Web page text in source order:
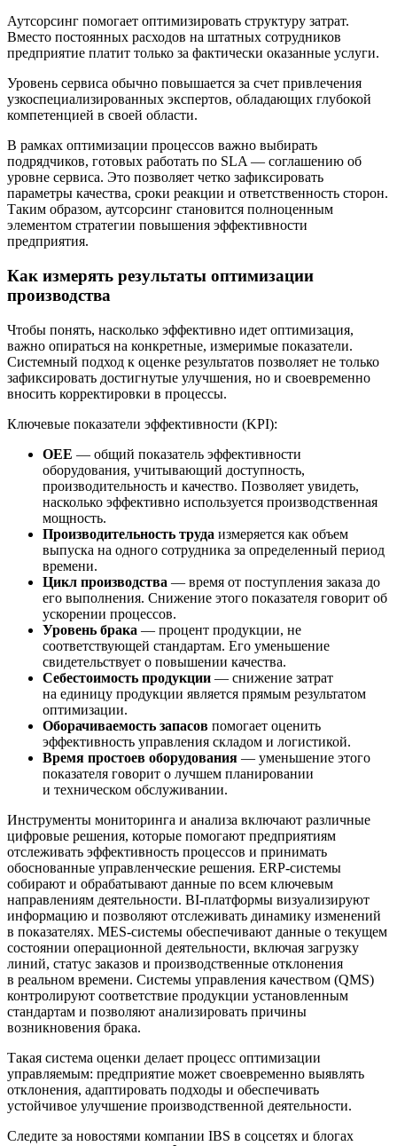
Аутсорсинг помогает оптимизировать структуру затрат.
Вместо постоянных расходов на штатных сотрудников
предприятие платит только за фактически оказанные услуги.
Уровень сервиса обычно повышается за счет привлечения
узкоспециализированных экспертов, обладающих глубокой
компетенцией в своей области.
В рамках оптимизации процессов важно выбирать
подрядчиков, готовых работать по SLA — соглашению об
уровне сервиса. Это позволяет четко зафиксировать
параметры качества, сроки реакции и ответственность сторон.
Таким образом, аутсорсинг становится полноценным
элементом стратегии повышения эффективности
предприятия.
Как измерять результаты оптимизации
производства
Чтобы понять, насколько эффективно идет оптимизация,
важно опираться на конкретные, измеримые показатели.
Системный подход к оценке результатов позволяет не только
зафиксировать достигнутые улучшения, но и своевременно
вносить корректировки в процессы.
Ключевые показатели эффективности (KPI):
OEE — общий показатель эффективности
оборудования, учитывающий доступность,
производительность и качество. Позволяет увидеть,
насколько эффективно используется производственная
мощность.
Производительность труда измеряется как объем
выпуска на одного сотрудника за определенный период
времени.
Цикл производства — время от поступления заказа до
его выполнения. Снижение этого показателя говорит об
ускорении процессов.
Уровень брака — процент продукции, не
соответствующей стандартам. Его уменьшение
свидетельствует о повышении качества.
Себестоимость продукции — снижение затрат
на единицу продукции является прямым результатом
оптимизации.
Оборачиваемость запасов помогает оценить
эффективность управления складом и логистикой.
Время простоев оборудования — уменьшение этого
показателя говорит о лучшем планировании
и техническом обслуживании.
Инструменты мониторинга и анализа включают различные
цифровые решения, которые помогают предприятиям
отслеживать эффективность процессов и принимать
обоснованные управленческие решения. ERP-системы
собирают и обрабатывают данные по всем ключевым
направлениям деятельности. BI-платформы визуализируют
информацию и позволяют отслеживать динамику изменений
в показателях. MES-системы обеспечивают данные о текущем
состоянии операционной деятельности, включая загрузку
линий, статус заказов и производственные отклонения
в реальном времени. Системы управления качеством (QMS)
контролируют соответствие продукции установленным
стандартам и позволяют анализировать причины
возникновения брака.
Такая система оценки делает процесс оптимизации
управляемым: предприятие может своевременно выявлять
отклонения, адаптировать подходы и обеспечивать
устойчивое улучшение производственной деятельности.
Следите за новостями компании IBS в соцсетях и блогах